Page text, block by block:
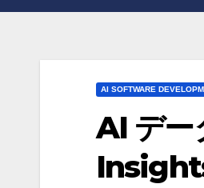
AI SOFTWARE
AI デー